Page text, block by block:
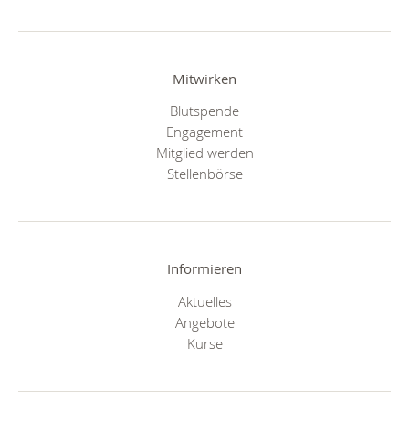
Mitwirken
Blutspende
Engagement
Mitglied werden
Stellenbörse
Informieren
Aktuelles
Angebote
Kurse